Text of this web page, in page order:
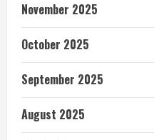
November 2025
October 2025
September 2025
August 2025